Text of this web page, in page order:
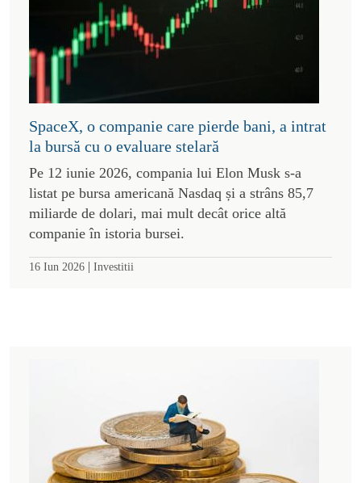
SpaceX, o companie care pierde bani, a intrat
la bursă cu o evaluare stelară
Pe 12 iunie 2026, compania lui Elon Musk s-a
listat pe bursa americană Nasdaq și a strâns 85,7
miliarde de dolari, mai mult decât orice altă
companie în istoria bursei.
16 Iun 2026 | Investitii